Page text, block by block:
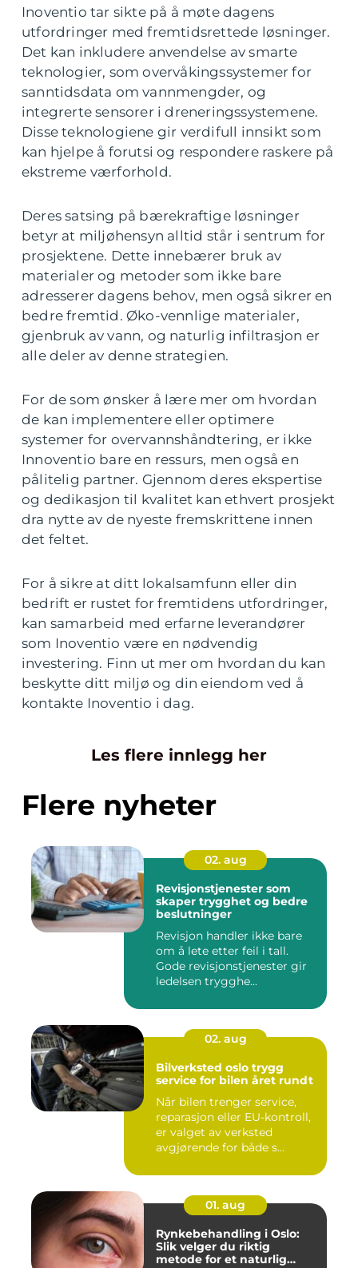
Inoventio tar sikte på å møte dagens
utfordringer med fremtidsrettede løsninger.
Det kan inkludere anvendelse av smarte
teknologier, som overvåkingssystemer for
sanntidsdata om vannmengder, og
integrerte sensorer i dreneringssystemene.
Disse teknologiene gir verdifull innsikt som
kan hjelpe å forutsi og respondere raskere på
ekstreme værforhold.
Deres satsing på bærekraftige løsninger
betyr at miljøhensyn alltid står i sentrum for
prosjektene. Dette innebærer bruk av
materialer og metoder som ikke bare
adresserer dagens behov, men også sikrer en
bedre fremtid. Øko-vennlige materialer,
gjenbruk av vann, og naturlig infiltrasjon er
alle deler av denne strategien.
For de som ønsker å lære mer om hvordan
de kan implementere eller optimere
systemer for overvannshåndtering, er ikke
Innoventio bare en ressurs, men også en
pålitelig partner. Gjennom deres ekspertise
og dedikasjon til kvalitet kan ethvert prosjekt
dra nytte av de nyeste fremskrittene innen
det feltet.
For å sikre at ditt lokalsamfunn eller din
bedrift er rustet for fremtidens utfordringer,
kan samarbeid med erfarne leverandører
som Inoventio være en nødvendig
investering. Finn ut mer om hvordan du kan
beskytte ditt miljø og din eiendom ved å
kontakte Inoventio i dag.
Les flere innlegg her
Flere nyheter
02. aug
Revisjonstjenester som
skaper trygghet og bedre
beslutninger
Revisjon handler ikke bare
om å lete etter feil i tall.
Gode revisjonstjenester gir
ledelsen trygghe...
02. aug
Bilverksted oslo trygg
service for bilen året rundt
Når bilen trenger service,
reparasjon eller EU-kontroll,
er valget av verksted
avgjørende for både s...
01. aug
Rynkebehandling i Oslo:
Slik velger du riktig
metode for et naturlig